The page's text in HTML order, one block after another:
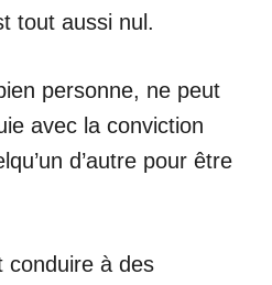
tout aussi nul.
personne, ne peut
avec la conviction
d’autre pour être
conduire à des